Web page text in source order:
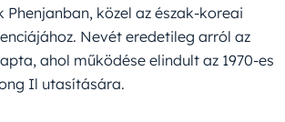
közel az észak-koreai
Nevét eredetileg arról az
ahol működése elindult az 1970-es
Il utasítására.